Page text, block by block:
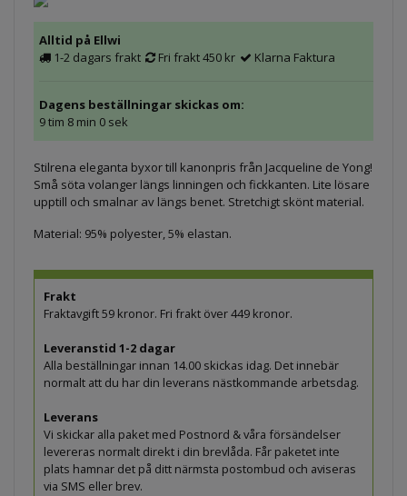
Alltid på Ellwi
1-2 dagars frakt
Fri frakt 450 kr Klarna Faktura
Dagens beställningar skickas om:
9 tim 7 min 59 sek
Stilrena eleganta byxor till kanonpris från Jacqueline de Yong!
Små söta volanger längs linningen och fickkanten. Lite lösare
upptill och smalnar av längs benet. Stretchigt skönt material.
Material: 95% polyester, 5% elastan.
Frakt
Fraktavgift 59 kronor. Fri frakt över 449 kronor.
Leveranstid 1-2 dagar
Alla beställningar innan 14.00 skickas idag. Det innebär
normalt att du har din leverans nästkommande arbetsdag.
Leverans
Vi skickar alla paket med Postnord & våra försändelser
levereras normalt direkt i din brevlåda. Får paketet inte
plats hamnar det på ditt närmsta postombud och aviseras
via SMS eller brev.